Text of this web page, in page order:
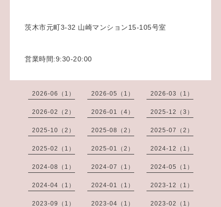
茨木市元町3-32 山崎マンション15-105号室
営業時間:9:30-20:00
2026-06（1） 2026-05（1） 2026-03（1）
2026-02（2） 2026-01（4） 2025-12（3）
2025-10（2） 2025-08（2） 2025-07（2）
2025-02（1） 2025-01（2） 2024-12（1）
2024-08（1） 2024-07（1） 2024-05（1）
2024-04（1） 2024-01（1） 2023-12（1）
2023-09（1） 2023-04（1） 2023-02（1）